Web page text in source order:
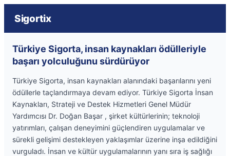
Sigortix
Türkiye Sigorta, insan kaynakları ödülleriyle
başarı yolculuğunu sürdürüyor
Türkiye Sigorta, insan kaynakları alanındaki başarılarını yeni
ödüllerle taçlandırmaya devam ediyor. Türkiye Sigorta İnsan
Kaynakları, Strateji ve Destek Hizmetleri Genel Müdür
Yardımcısı Dr. Doğan Başar , şirket kültürlerinin; teknoloji
yatırımları, çalışan deneyimini güçlendiren uygulamalar ve
sürekli gelişimi destekleyen yaklaşımlar üzerine inşa edildiğini
vurguladı. İnsan ve kültür uygulamalarının yanı sıra iş sağlığı